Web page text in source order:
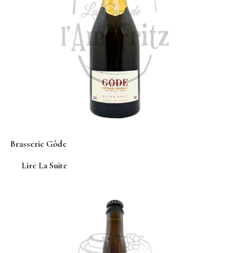
Brasserie Gôde
Lire La Suite